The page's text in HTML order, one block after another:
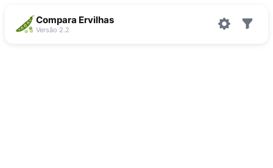
Compara Ervilhas
Versão 2.2